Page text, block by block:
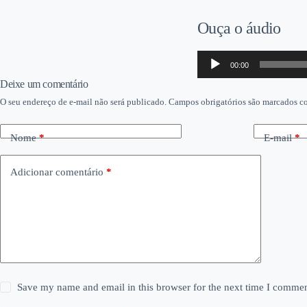
Ouça o áudio
Tocador
áudio
00:00
Deixe um comentário
O seu endereço de e-mail não será publicado. Campos obrigatórios são marcados
Nome* E-mail*
Adicionar comentário *
Save my name and email in this browser for the next time I